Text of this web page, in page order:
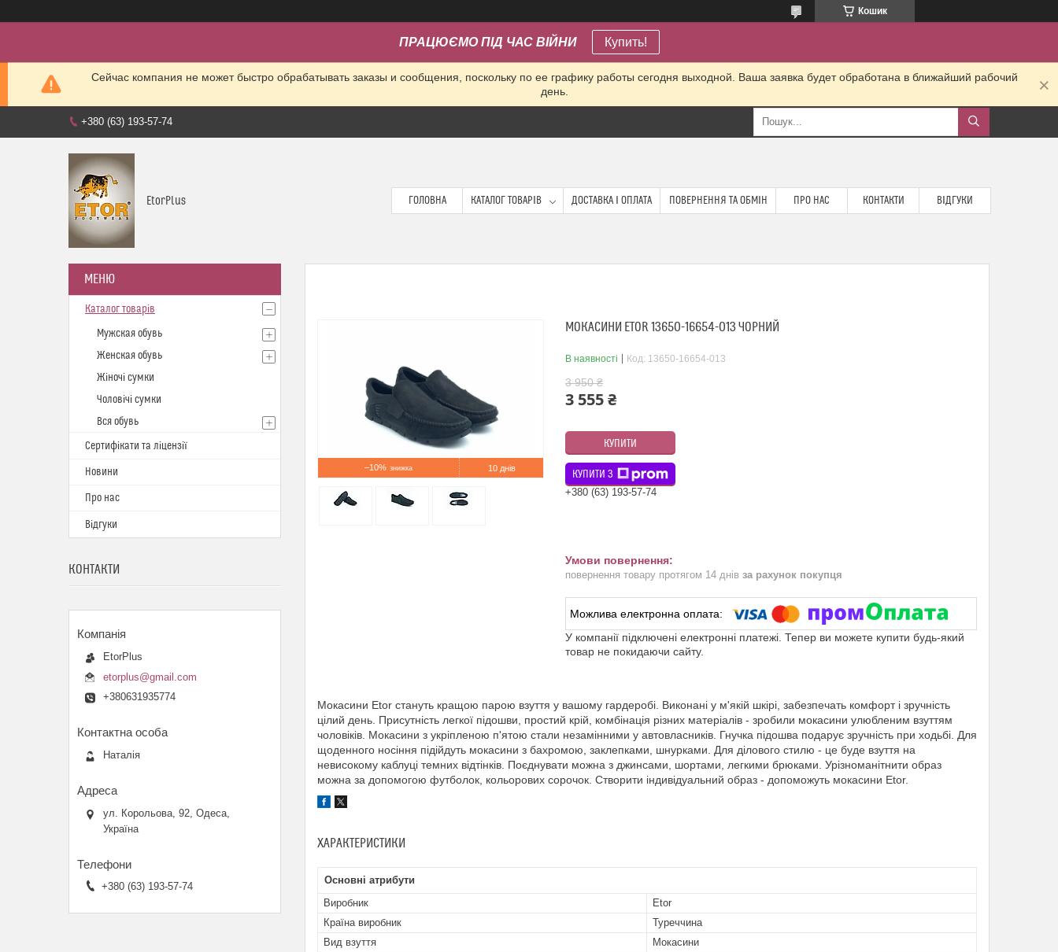
Кошик
ПРАЦЮЄМО ПІД ЧАС ВІЙНИ Купить!
Сейчас компания не может быстро обрабатывать заказы и сообщения, поскольку по ее графику работы сегодня выходной. Ваша заявка будет обработана в ближайший рабочий
день.
+380 (63) 193-57-74
EtorPlus ГОЛОВНА КАТАЛОГ ТОВАРІВ ДОСТАВКА І ОПЛАТА ПОВЕРНЕННЯ ТА ОБМІН ПРО НАС КОНТАКТИ ВІДГУКИ
–10% 10 днів
МОКАСИНИ ETOR 13650-16654-013 ЧОРНИЙ
В наявності Код: 13650-16654-013
3 950 ₴
3 555 ₴
КУПИТИ
КУПИТИ З
+380 (63) 193-57-74
повернення товару протягом 14 днів за рахунок покупця
У компанії підключені електронні платежі. Тепер ви можете купити будь-який
товар не покидаючи сайту.
Мокасини Etor стануть кращою парою взуття у вашому гардеробі. Виконані у м'якій шкірі, забезпечать комфорт і зручність
цілий день. Присутність легкої підошви, простий крій, комбінація різних матеріалів - зробили мокасини улюбленим взуттям
чоловіків. Мокасини з укріпленою п'ятою стали незамінними у автовласників. Гнучка підошва подарує зручність при ходьбі. Для
щоденного носіння підійдуть мокасини з бахромою, заклепками, шнурками. Для ділового стилю - це буде взуття на
невисокому каблуці темних відтінків. Поєднувати можна з джинсами, шортами, легкими брюками. Урізноманітнити образ
можна за допомогою футболок, кольорових сорочок. Створити індивідуальний образ - допоможуть мокасини Etor.
ХАРАКТЕРИСТИКИ
Основні атрибути
Виробник
Etor
Країна виробник
Туреччина
Вид взуття
Мокасини
Каталог товарів
Мужская обувь
Женская обувь
Жіночі сумки
Чоловічі сумки
Вся обувь
Сертифікати та ліцензії
Новини
Про нас
Відгуки
КОНТАКТИ
EtorPlus
etorplus@gmail.com
+380631935774
Наталія
ул. Корольова, 92, Одеса,
Україна
+380 (63) 193-57-74